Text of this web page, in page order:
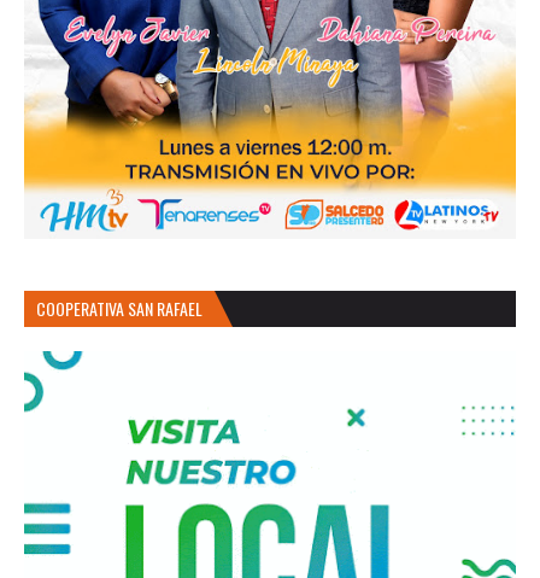
COOPERATIVA SAN RAFAEL